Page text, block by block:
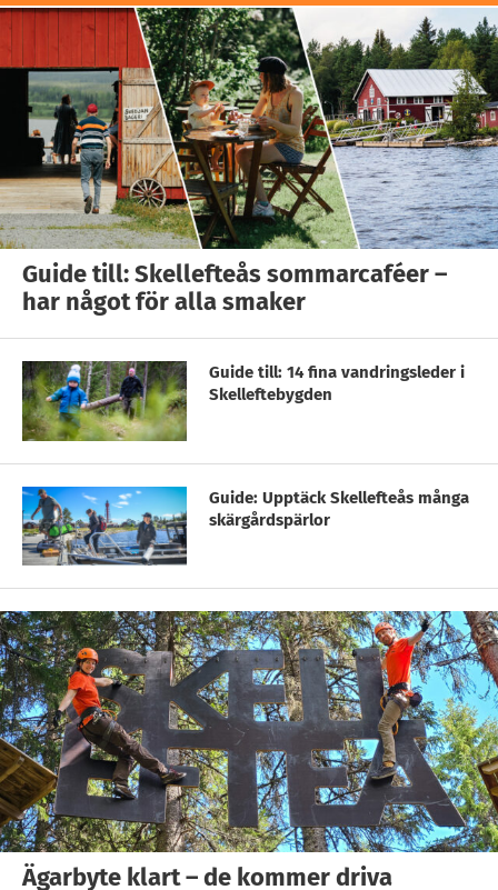
Guide till: Skellefteås sommarcaféer –
har något för alla smaker
Guide till: 14 fina vandringsleder i
Skelleftebygden
Guide: Upptäck Skellefteås många
skärgårdspärlor
Ägarbyte klart – de kommer driva